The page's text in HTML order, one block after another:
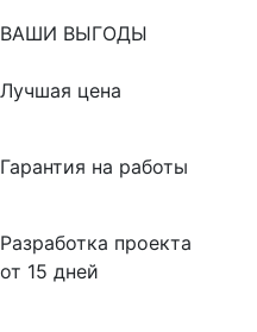
ВАШИ ВЫГОДЫ
Лучшая цена
Гарантия на работы
Разработка проекта
от 15 дней